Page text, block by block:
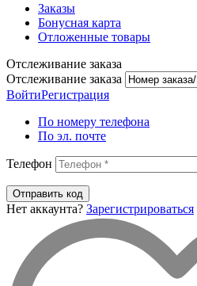
Заказы
Бонусная карта
Отложенные товары
Отслеживание заказа
Отслеживание заказа
ВойтиРегистрация
По номеру телефона
По эл. почте
Телефон
Отправить код
Нет аккаунта? Зарегистрироваться